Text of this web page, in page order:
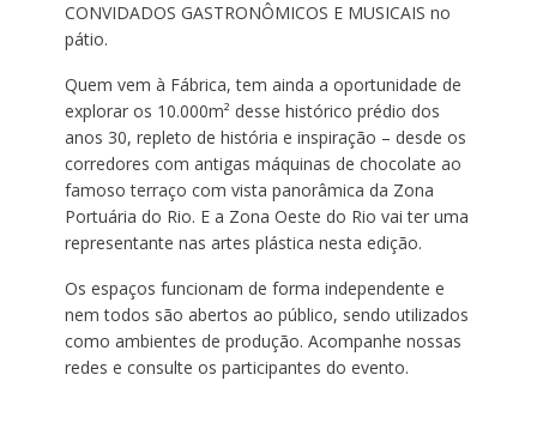
CONVIDADOS GASTRONÔMICOS E MUSICAIS no
pátio.
Quem vem à Fábrica, tem ainda a oportunidade de
explorar os 10.000m² desse histórico prédio dos
anos 30, repleto de história e inspiração – desde os
corredores com antigas máquinas de chocolate ao
famoso terraço com vista panorâmica da Zona
Portuária do Rio. E a Zona Oeste do Rio vai ter uma
representante nas artes plástica nesta edição.
Os espaços funcionam de forma independente e
nem todos são abertos ao público, sendo utilizados
como ambientes de produção. Acompanhe nossas
redes e consulte os participantes do evento.